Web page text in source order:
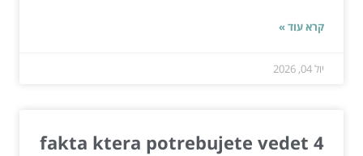
קרא עוד »
יול 04, 2026
4 fakta ktera potrebujete vedet